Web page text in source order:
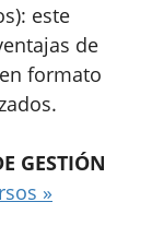
este
de
formato
GESTIÓN
»